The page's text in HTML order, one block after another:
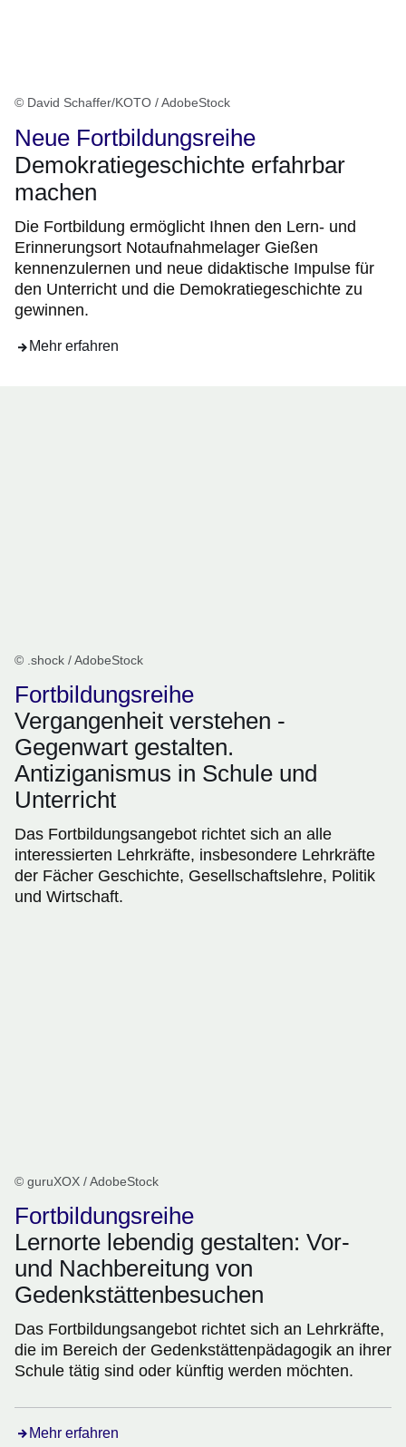
© David Schaffer/KOTO / AdobeStock
Neue Fortbildungsreihe
Demokratiegeschichte erfahrbar
machen
Die Fortbildung ermöglicht Ihnen den Lern- und
Erinnerungsort Notaufnahmelager Gießen
kennenzulernen und neue didaktische Impulse für
den Unterricht und die Demokratiegeschichte zu
gewinnen.
Mehr erfahren
© .shock / AdobeStock
Fortbildungsreihe
Vergangenheit verstehen -
Gegenwart gestalten.
Antiziganismus in Schule und
Unterricht
Das Fortbildungsangebot richtet sich an alle
interessierten Lehrkräfte, insbesondere Lehrkräfte
der Fächer Geschichte, Gesellschaftslehre, Politik
und Wirtschaft.
© guruXOX / AdobeStock
Fortbildungsreihe
Lernorte lebendig gestalten: Vor-
und Nachbereitung von
Gedenkstättenbesuchen
Das Fortbildungsangebot richtet sich an Lehrkräfte,
die im Bereich der Gedenkstättenpädagogik an ihrer
Schule tätig sind oder künftig werden möchten.
Mehr erfahren